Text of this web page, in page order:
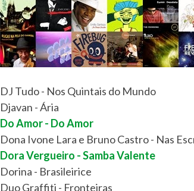
DJ Tudo - Nos Quintais do Mundo
Djavan - Ária
Do Amor - Do Amor
Dona Ivone Lara e Bruno Castro - Nas
Dora Vergueiro - Samba Valente
Dorina - Brasileirice
Duo Graffiti - Fronteiras